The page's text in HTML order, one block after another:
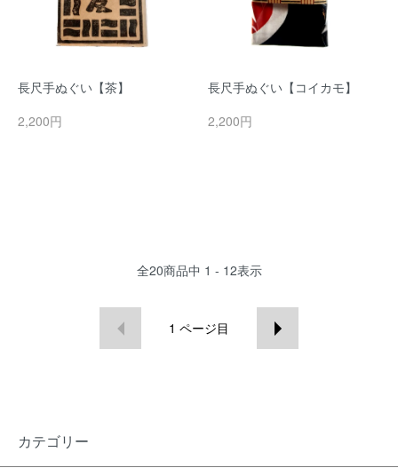
長尺手ぬぐい【茶】
2,200円
長尺手ぬぐい【コイカモ】
2,200円
全20商品中 1 - 12表示
1 ページ目
カテゴリー